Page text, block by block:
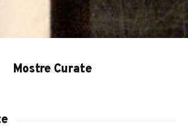
Mostre Curate